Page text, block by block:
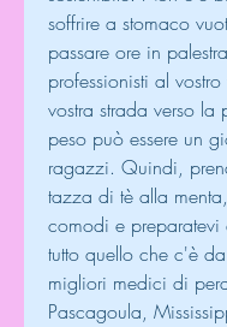
soffrire a stomaco
passare ore in
professionisti al
vostra strada verso la
peso può essere un
ragazzi. Quindi,
tazza di tè alla
comodi e preparatevi
tutto quello che c'è
migliori medici di
Pascagoula,